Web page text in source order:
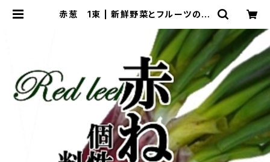
赤葱 1束 | 新鮮野菜とフルーツのお